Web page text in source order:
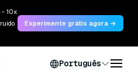
- 10x
Experimente grátis agora →
Português